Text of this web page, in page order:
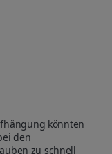
könnten
den
zu schnell